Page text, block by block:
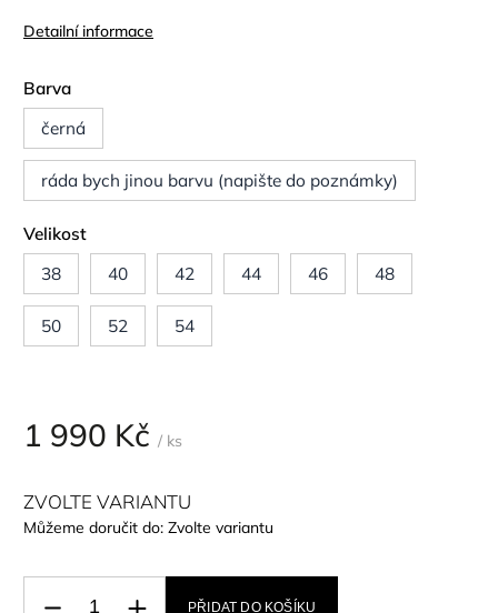
Detailní informace
Barva
černá
ráda bych jinou barvu (napište do poznámky)
Velikost
38
40 42 44 46 48
50 52 54
1 990 Kč / ks
ZVOLTE VARIANTU
Můžeme doručit do: Zvolte variantu
PŘIDAT DO KOŠÍKU